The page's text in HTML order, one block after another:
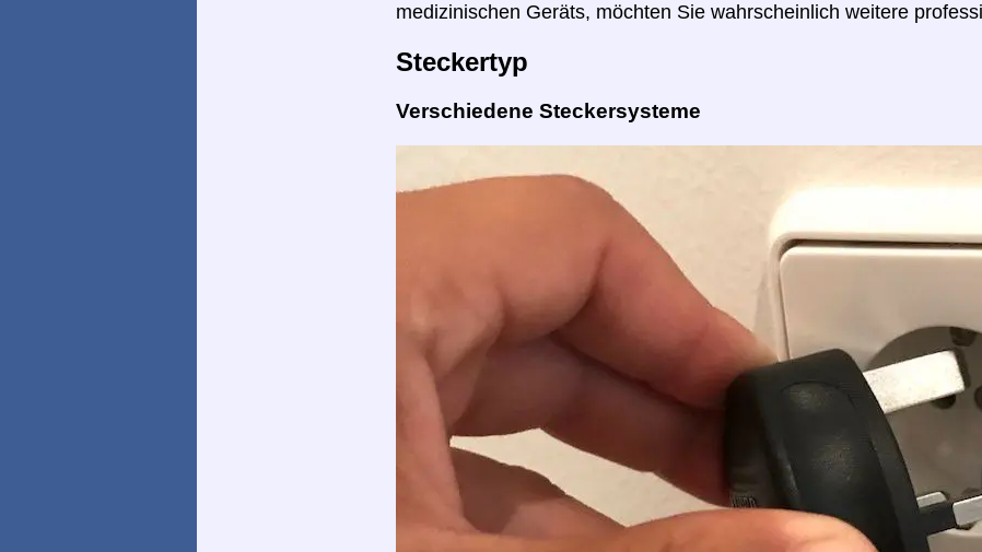
medizinischen Geräts, möchten Sie wahrscheinlich weitere
Steckertyp
Verschiedene Steckersysteme